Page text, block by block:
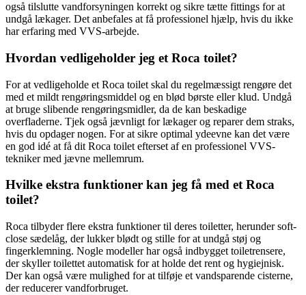
også tilslutte vandforsyningen korrekt og sikre tætte fittings for at
undgå lækager. Det anbefales at få professionel hjælp, hvis du ikke
har erfaring med VVS-arbejde.
Hvordan vedligeholder jeg et Roca toilet?
For at vedligeholde et Roca toilet skal du regelmæssigt rengøre det
med et mildt rengøringsmiddel og en blød børste eller klud. Undgå
at bruge slibende rengøringsmidler, da de kan beskadige
overfladerne. Tjek også jævnligt for lækager og reparer dem straks,
hvis du opdager nogen. For at sikre optimal ydeevne kan det være
en god idé at få dit Roca toilet efterset af en professionel VVS-
tekniker med jævne mellemrum.
Hvilke ekstra funktioner kan jeg få med et Roca
toilet?
Roca tilbyder flere ekstra funktioner til deres toiletter, herunder soft-
close sædelåg, der lukker blødt og stille for at undgå støj og
fingerklemning. Nogle modeller har også indbygget toiletrensere,
der skyller toilettet automatisk for at holde det rent og hygiejnisk.
Der kan også være mulighed for at tilføje et vandsparende cisterne,
der reducerer vandforbruget.